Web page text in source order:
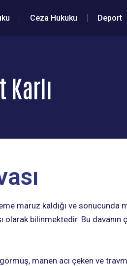
Ceza Hukuku Deport
Karlı
maruz kaldığı ve
olarak bilinmektedir. Bu
manen acı çeken ve